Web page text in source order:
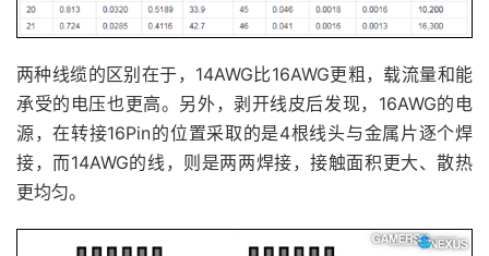
两种线缆的区别在于，14AWG比16AWG更粗，载流量和能
承受的电压也更高。另外，剥开线皮后发现，16AWG的电
源，在转接16Pin的位置采取的是4根线头与金属片逐个焊
接，而14AWG的线，则是两两焊接，接触面积更大、散热
更均匀。